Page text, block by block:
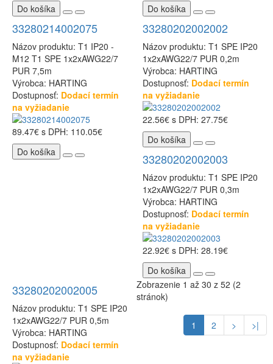
Do košíka
Do košíka
33280214002075
Názov produktu: T1 IP20 -
M12 T1 SPE 1x2xAWG22/7
PUR 7,5m
Výrobca: HARTING
Dostupnosť: Dodací termín
na vyžiadanie
89.47€ s DPH: 110.05€
Do košíka
33280202002002
Názov produktu: T1 SPE IP20
1x2xAWG22/7 PUR 0,2m
Výrobca: HARTING
Dostupnosť: Dodací termín
na vyžiadanie
22.56€ s DPH: 27.75€
Do košíka
33280202002003
Názov produktu: T1 SPE IP20
1x2xAWG22/7 PUR 0,3m
Výrobca: HARTING
Dostupnosť: Dodací termín
na vyžiadanie
22.92€ s DPH: 28.19€
Do košíka
33280202002005
Názov produktu: T1 SPE IP20
1x2xAWG22/7 PUR 0,5m
Výrobca: HARTING
Dostupnosť: Dodací termín
na vyžiadanie
Zobrazenie 1 až 30 z 52 (2
stránok)
1 2 > >|